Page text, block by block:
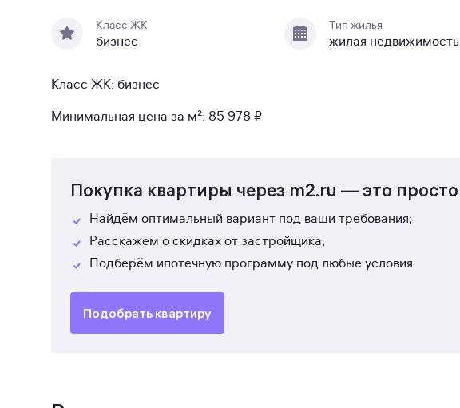
Класс ЖК
бизнес
Тип жилья
жилая недвижимость
Класс ЖК: бизнес
Минимальная цена за м²: 85 978 ₽
Покупка квартиры через m2.ru — это просто
Найдём оптимальный вариант под ваши требования;
Расскажем о скидках от застройщика;
Подберём ипотечную программу под любые условия.
Подобрать квартиру